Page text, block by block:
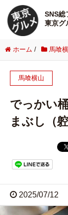
SNS総
東京グ
ホーム / 馬喰
馬喰横山
でっかい
まぶし（
2025/07/12